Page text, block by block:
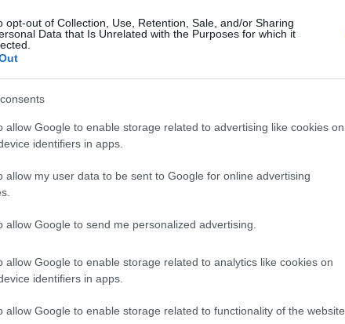
opt-out of Collection, Use, Retention, Sale, and/or Sharing
Data that Is Unrelated with the Purposes for which it
allow Google to enable storage related to advertising like cookies on
identifiers in apps.
allow my user data to be sent to Google for online advertising
allow Google to send me personalized advertising.
allow Google to enable storage related to analytics like cookies on
identifiers in apps.
allow Google to enable storage related to functionality of the website
lett volna, mint Charles-nak védekezni, de